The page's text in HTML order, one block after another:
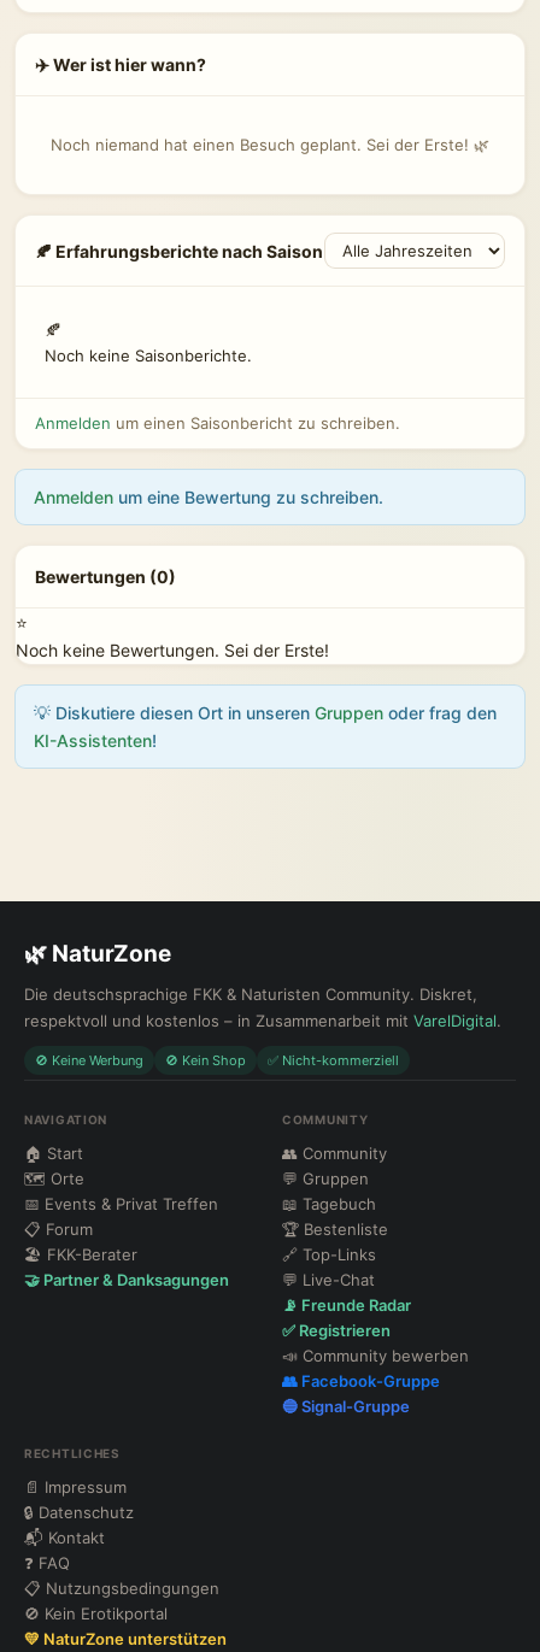
✈️ Wer ist hier wann?
Noch niemand hat einen Besuch geplant. Sei der Erste! 🌿
🍂 Erfahrungsberichte nach Saison
🍂
Noch keine Saisonberichte.
Anmelden um einen Saisonbericht zu schreiben.
Anmelden um eine Bewertung zu schreiben.
Bewertungen (0)
⭐
Noch keine Bewertungen. Sei der Erste!
💡 Diskutiere diesen Ort in unseren Gruppen oder frag den
KI-Assistenten!
🌿 NaturZone
Die deutschsprachige FKK & Naturisten Community. Diskret,
respektvoll und kostenlos – in Zusammenarbeit mit VarelDigital.
🚫 Keine Werbung 🚫 Kein Shop ✅ Nicht-kommerziell
NAVIGATION
🏠 Start
🗺 Orte
📅 Events & Privat Treffen
📋 Forum
🏖 FKK-Berater
🤝 Partner & Danksagungen
COMMUNITY
👥 Community
💬 Gruppen
📖 Tagebuch
🏆 Bestenliste
🔗 Top-Links
💬 Live-Chat
📡 Freunde Radar
✅ Registrieren
📣 Community bewerben
👥 Facebook-Gruppe
🔵 Signal-Gruppe
RECHTLICHES
📄 Impressum
🔒 Datenschutz
📬 Kontakt
❓ FAQ
📋 Nutzungsbedingungen
🚫 Kein Erotikportal
💛 NaturZone unterstützen